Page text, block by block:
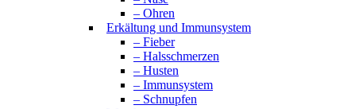
– Ohren
Erkältung und Immunsystem
– Fieber
– Halsschmerzen
– Husten
– Immunsystem
– Schnupfen